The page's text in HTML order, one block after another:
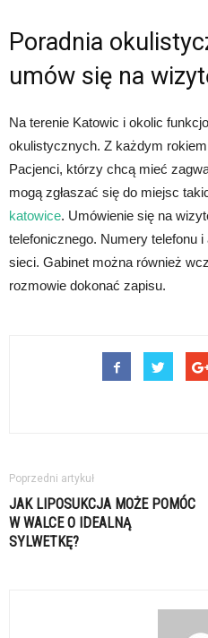
Poradnia
umów się na
Na terenie Katowic i okolic
okulistycznych. Z każdym
Pacjenci, którzy chcą mieć
mogą zgłaszać się do miejsc
katowice. Umówienie się na
telefonicznego. Numery telefonu
sieci. Gabinet można również
rozmowie dokonać zapisu.
Poprzedni artykuł
JAK LIPOSUKCJA MOŻE POMÓC
W WALCE O IDEALNĄ
SYLWETKĘ?